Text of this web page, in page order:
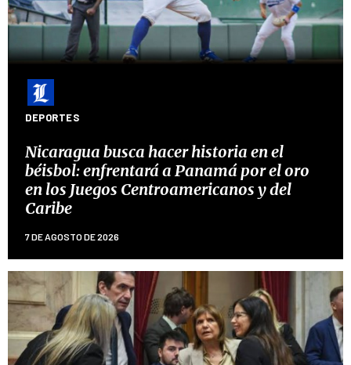
DEPORTES
Nicaragua busca hacer historia en el
béisbol: enfrentará a Panamá por el oro
en los Juegos Centroamericanos y del
Caribe
7 DE AGOSTO DE 2026